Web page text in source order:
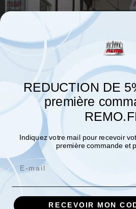
REMO Paris
Machines et Outillages
51, rue du Colombier
78420 Carrières-sur-Seine
Téléphone :01 39 15 09 40
REDUCTION DE
première
Indiquez votre mail pour recevoir
première commande et
Email
RECEVOIR MON